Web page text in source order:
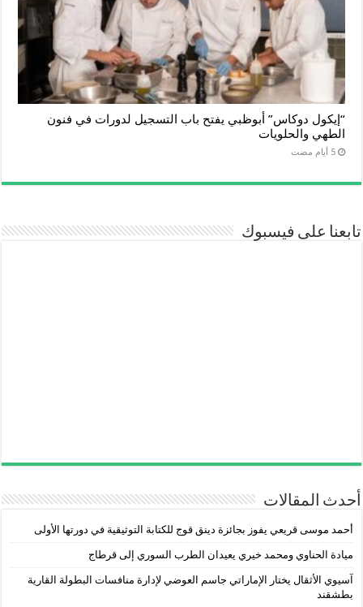
“إيكول دوكاس” أبوظبي يفتح باب التسجيل لدورات في فنون
الطهي والحلويات
‏5 أيام مضت
تابعنا على فيسبوك
أحدث المقالات
أحمد موسى قريعي يفوز بجائزة دينق قوج للكتابة التوثيقية في دورتها الأولى
ميادة الحناوي ومحمد خيري يعيدان الطرب السوري إلى قرطاج
آسيوي الأثقال يختار الإماراتي جاسم العوضي لإدارة منافسات البطولة القارية
بطشقند